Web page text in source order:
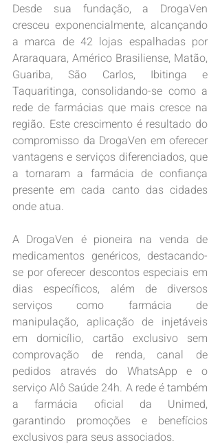
Desde sua fundação, a DrogaVen
cresceu exponencialmente, alcançando
a marca de 42 lojas espalhadas por
Araraquara, Américo Brasiliense, Matão,
Guariba, São Carlos, Ibitinga e
Taquaritinga, consolidando-se como a
rede de farmácias que mais cresce na
região. Este crescimento é resultado do
compromisso da DrogaVen em oferecer
vantagens e serviços diferenciados, que
a tornaram a farmácia de confiança
presente em cada canto das cidades
onde atua.
A DrogaVen é pioneira na venda de
medicamentos genéricos, destacando-
se por oferecer descontos especiais em
dias específicos, além de diversos
serviços como farmácia de
manipulação, aplicação de injetáveis
em domicílio, cartão exclusivo sem
comprovação de renda, canal de
pedidos através do WhatsApp e o
serviço Alô Saúde 24h. A rede é também
a farmácia oficial da Unimed,
garantindo promoções e benefícios
exclusivos para seus associados.